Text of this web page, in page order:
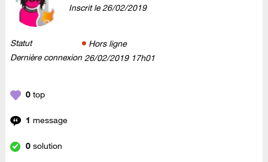
Inscrit le‎26/02/2019
Statut
Hors ligne
Dernière connexion ‎26/02/2019 17h01
0 top
1 message
0 solution